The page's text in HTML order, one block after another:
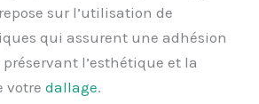
sur l’utilisation de
qui assurent une adhésion
l’esthétique et la
votredallage.